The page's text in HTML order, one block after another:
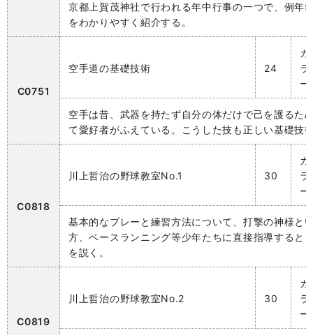
京都上賀茂神社で行われる年中行事の一つで、例
をわかりやすく紹介する。
C0751
空手道の基礎技術 24
カ
ラ
ー
空手は昔、武器を持たず自分の体だけで己を護るた
て愛好者がふえている。こうした技も正しい基礎技
C0818
川上哲治の野球教室No.1 30
カ
ラ
ー
基本的なプレーと練習方法について、打撃の神様と
方、ベースランニング等少年たちに直接指導すると
を説く。
C0819
川上哲治の野球教室No.2 30
カ
ラ
ー